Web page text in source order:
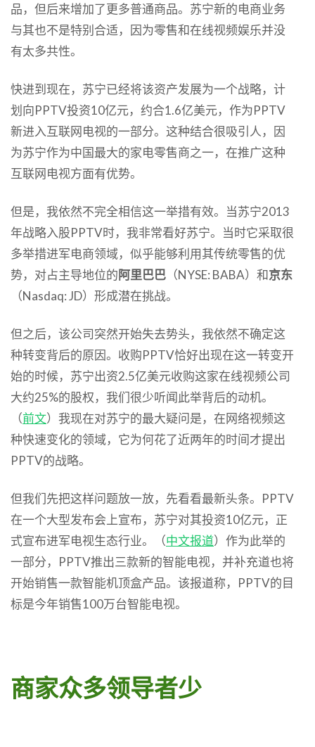
品，但后来增加了更多普通商品。苏宁新的电商业务
与其也不是特别合适，因为零售和在线视频娱乐并没
有太多共性。
快进到现在，苏宁已经将该资产发展为一个战略，计
划向PPTV投资10亿元，约合1.6亿美元，作为PPTV
新进入互联网电视的一部分。这种结合很吸引人，因
为苏宁作为中国最大的家电零售商之一，在推广这种
互联网电视方面有优势。
但是，我依然不完全相信这一举措有效。当苏宁2013
年战略入股PPTV时，我非常看好苏宁。当时它采取很
多举措进军电商领域，似乎能够利用其传统零售的优
势，对占主导地位的阿里巴巴 （NYSE: BABA）和京东
（Nasdaq: JD）形成潜在挑战。
但之后，该公司突然开始失去势头，我依然不确定这
种转变背后的原因。收购PPTV恰好出现在这一转变开
始的时候，苏宁出资2.5亿美元收购这家在线视频公司
大约25%的股权，我们很少听闻此举背后的动机。
（前文）我现在对苏宁的最大疑问是，在网络视频这
种快速变化的领域，它为何花了近两年的时间才提出
PPTV的战略。
但我们先把这样问题放一放，先看看最新头条。PPTV
在一个大型发布会上宣布，苏宁对其投资10亿元，正
式宣布进军电视生态行业。（中文报道）作为此举的
一部分，PPTV推出三款新的智能电视，并补充道也将
开始销售一款智能机顶盒产品。该报道称，PPTV的目
标是今年销售100万台智能电视。
商家众多领导者少